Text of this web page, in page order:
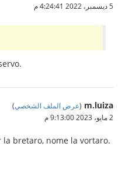
5 ديسمبر، 2022 4:24:41 م
m.luiza
(عرض الملف الشخصي)
2 مايو، 2023 9:13:00 م
bretaro, nome la vortaro.